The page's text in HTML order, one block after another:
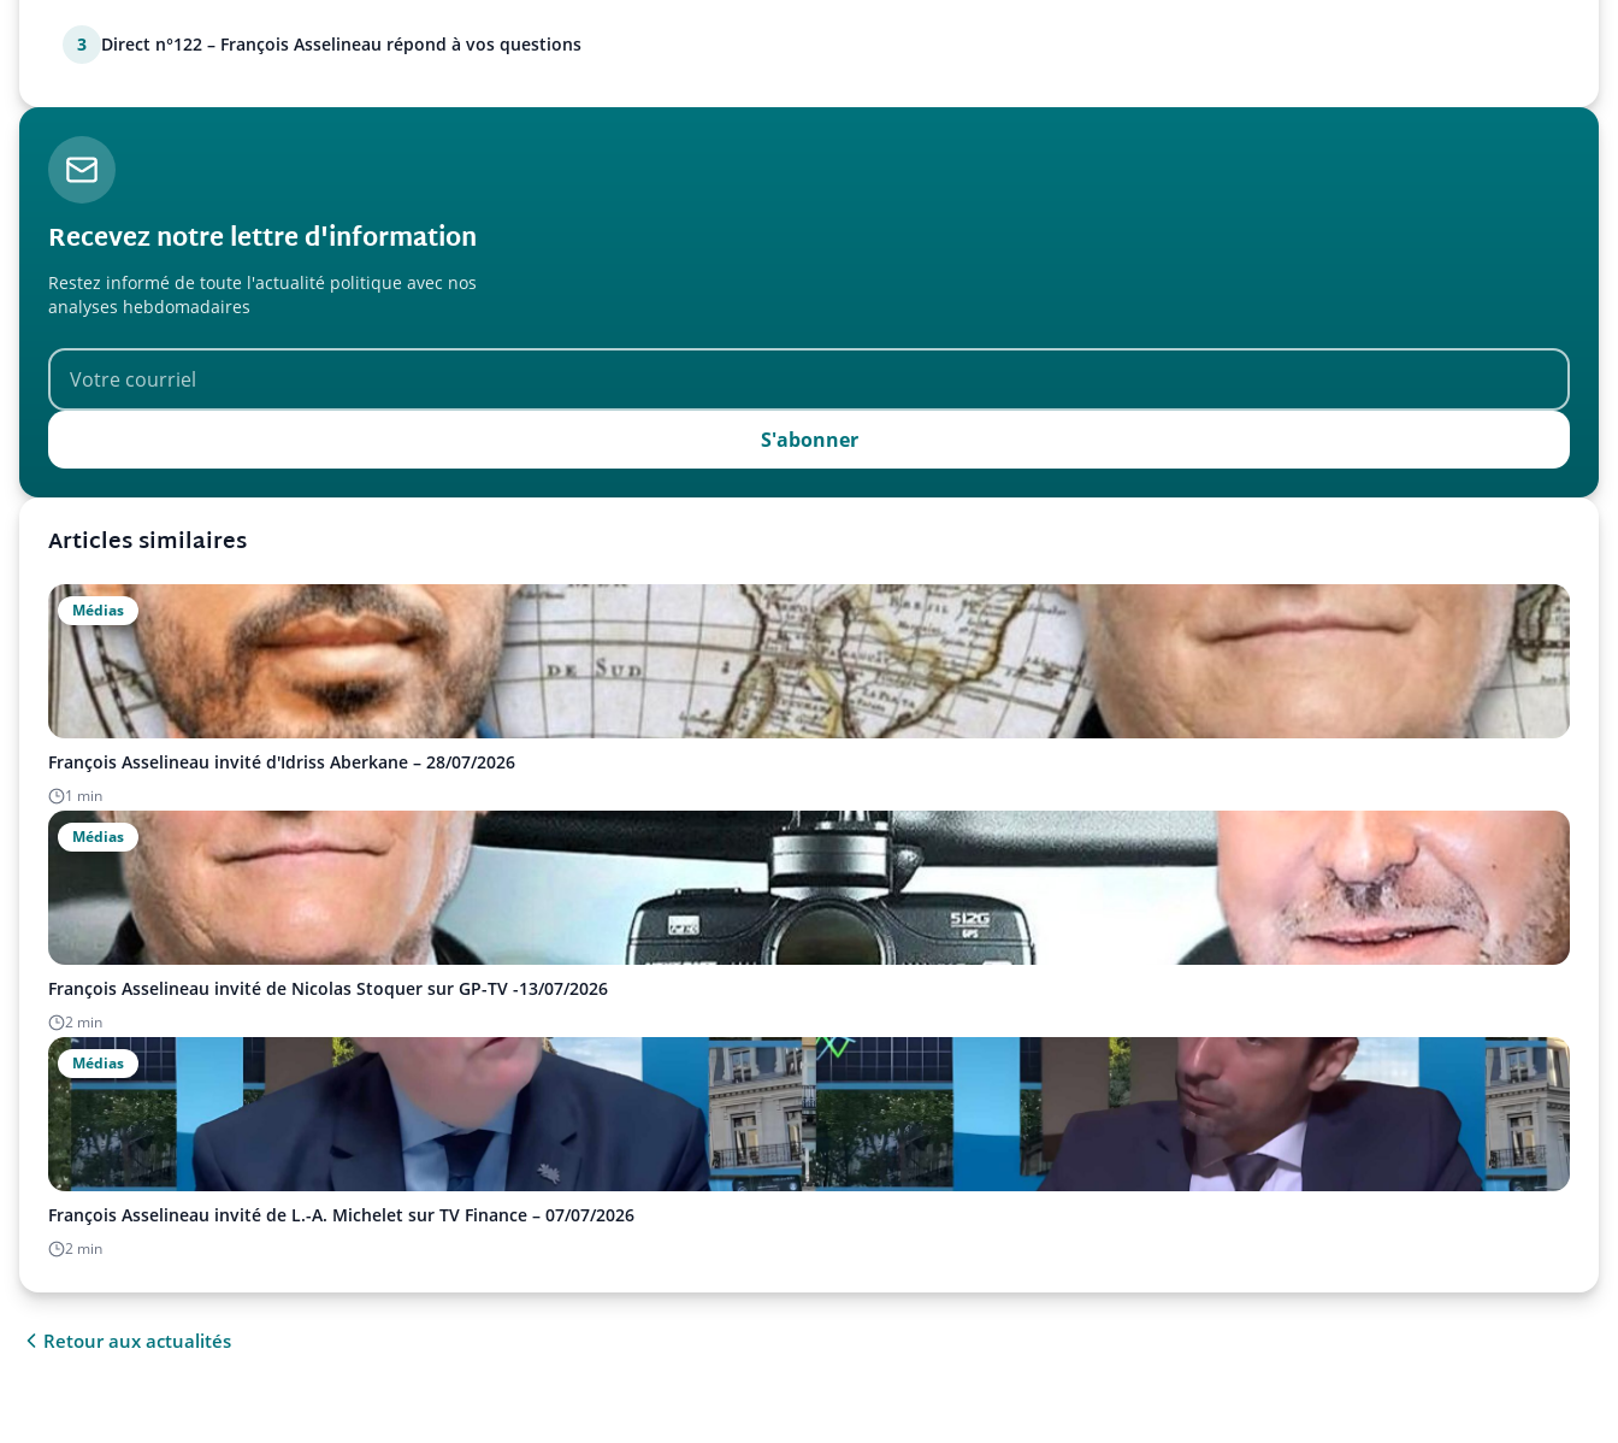
3 Direct n°122 – François Asselineau répond à vos questions
Recevez notre lettre d'information
Restez informé de toute l'actualité politique avec nos
analyses hebdomadaires
S'abonner
Articles similaires
Médias
François Asselineau invité d'Idriss Aberkane – 28/07/2026
1 min
Médias
François Asselineau invité de Nicolas Stoquer sur GP-TV -13/07/2026
2 min
Médias
François Asselineau invité de L.-A. Michelet sur TV Finance – 07/07/2026
2 min
Retour aux actualités